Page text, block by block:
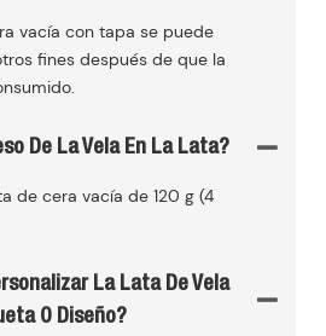
vacía con tapa se puede
fines después de que la
De La Vela En La Lata?
de cera vacía de 120 g (4
La Lata De Vela
O Diseño?